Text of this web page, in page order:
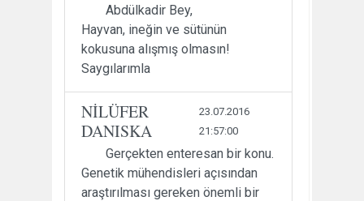
Abdülkadir Bey,
Hayvan, ineğin ve sütünün
kokusuna alışmış olmasın!
Saygılarımla
NİLÜFER
DANISKA
23.07.2016
21:57:00
Gerçekten enteresan bir konu.
Genetik mühendisleri açısından
araştırılması gereken önemli bir